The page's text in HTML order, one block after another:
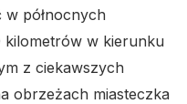
w północnych
kilometrów w kierunku
z ciekawszych
obrzeżach miasteczka